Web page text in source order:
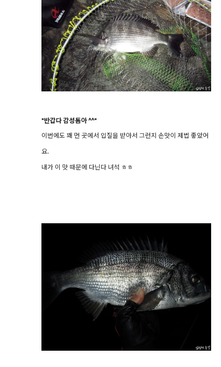
"반갑다 감성돔아 ^^"
이번에도 꽤 먼 곳에서 입질을 받아서 그런지 손맛이 제법 좋았어
요.
내가 이 맛 때문에 다닌다 녀석 ㅎㅎ